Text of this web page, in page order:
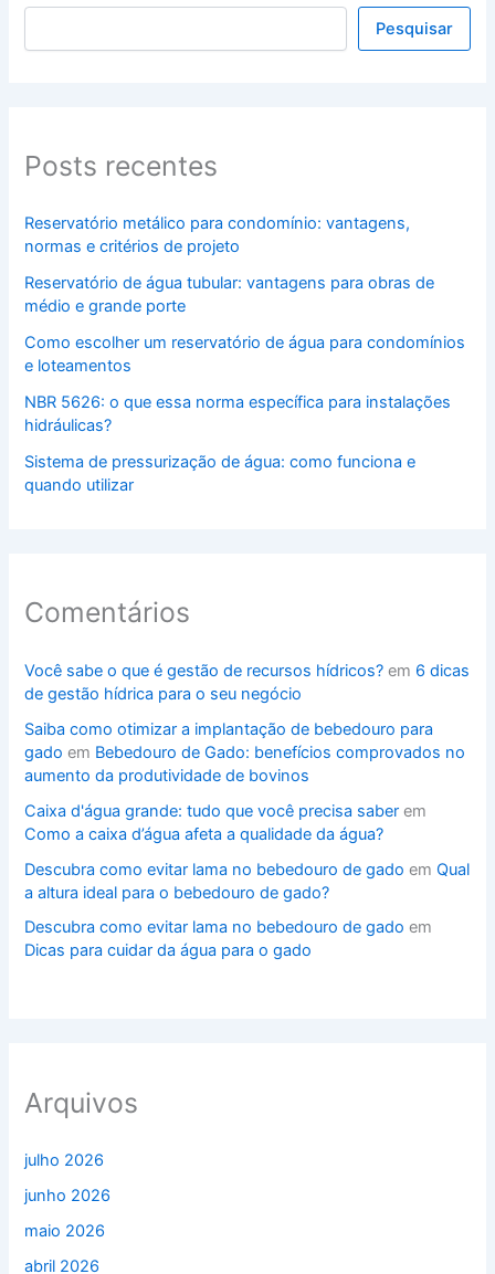
Pesquisar
Posts recentes
Reservatório metálico para condomínio: vantagens,
normas e critérios de projeto
Reservatório de água tubular: vantagens para obras de
médio e grande porte
Como escolher um reservatório de água para condomínios
e loteamentos
NBR 5626: o que essa norma específica para instalações
hidráulicas?
Sistema de pressurização de água: como funciona e
quando utilizar
Comentários
Você sabe o que é gestão de recursos hídricos? em 6 dicas
de gestão hídrica para o seu negócio
Saiba como otimizar a implantação de bebedouro para
gado em Bebedouro de Gado: benefícios comprovados no
aumento da produtividade de bovinos
Caixa d'água grande: tudo que você precisa saber em
Como a caixa d’água afeta a qualidade da água?
Descubra como evitar lama no bebedouro de gado emQual
a altura ideal para o bebedouro de gado?
Descubra como evitar lama no bebedouro de gado em
Dicas para cuidar da água para o gado
Arquivos
julho 2026
junho 2026
maio 2026
abril 2026